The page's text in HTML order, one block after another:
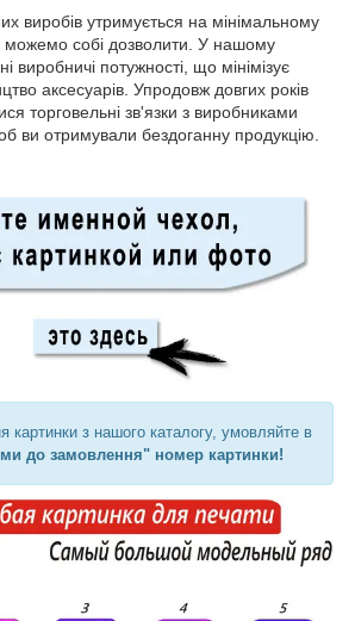
виробів утримується на мінімальному
можемо собі дозволити. У нашому
виробничі потужності, що мінімізує
аксесуарів. Упродовж довгих років
торговельні зв'язки з виробниками
ви отримували бездоганну продукцію.
картинки з нашого каталогу, умовляйте в
до замовлення" номер картинки!